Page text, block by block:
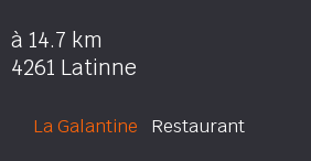
à 14.7 km
4261 Latinne
La Galantine Restaurant